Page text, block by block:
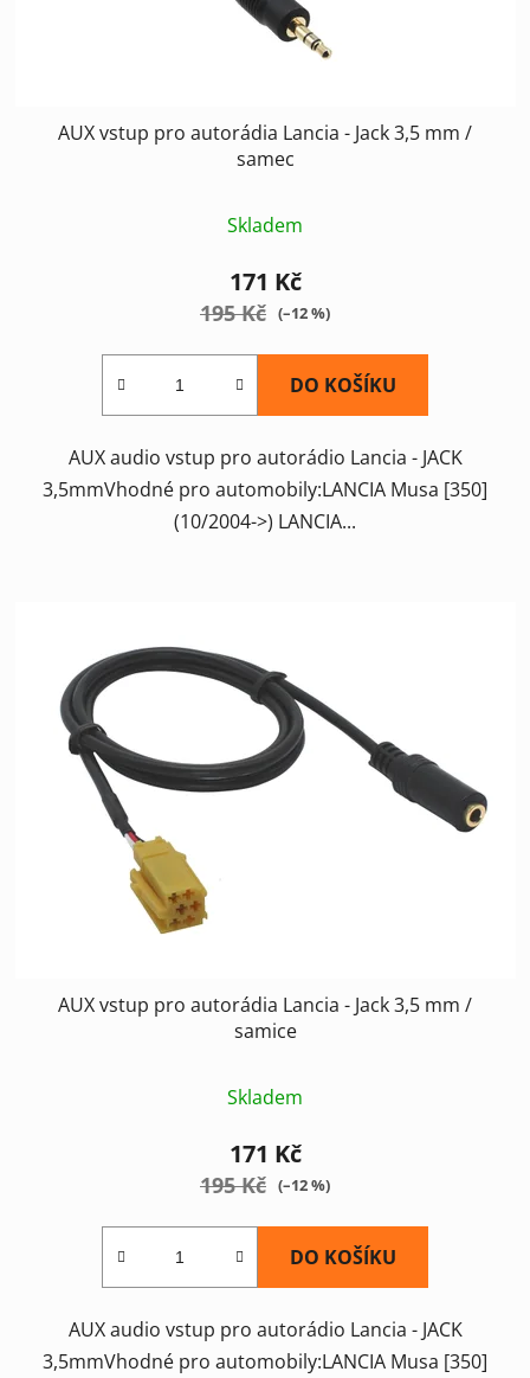
AUX vstup pro autorádia Lancia - Jack 3,5 mm /
samec
Skladem
171 Kč
195 Kč (–12 %)
DO KOŠÍKU
AUX audio vstup pro autorádio Lancia - JACK
3,5mmVhodné pro automobily:LANCIA Musa [350]
(10/2004->) LANCIA...
AUX vstup pro autorádia Lancia - Jack 3,5 mm /
samice
Skladem
171 Kč
195 Kč (–12 %)
DO KOŠÍKU
AUX audio vstup pro autorádio Lancia - JACK
3,5mmVhodné pro automobily:LANCIA Musa [350]